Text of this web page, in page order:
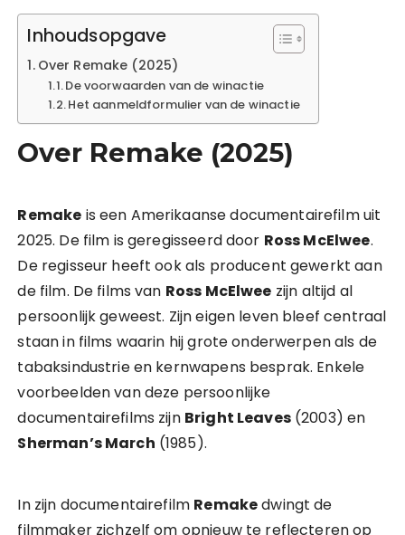
Inhoudsopgave
Over Remake (2025)
De voorwaarden van de winactie
Het aanmeldformulier van de winactie
Over Remake (2025)
Remake is een Amerikaanse documentairefilm uit
2025. De film is geregisseerd door Ross McElwee.
De regisseur heeft ook als producent gewerkt aan
de film. De films van Ross McElwee zijn altijd al
persoonlijk geweest. Zijn eigen leven bleef centraal
staan in films waarin hij grote onderwerpen als de
tabaksindustrie en kernwapens besprak. Enkele
voorbeelden van deze persoonlijke
documentairefilms zijn Bright Leaves(2003) en
Sherman’s March (1985).
In zijn documentairefilm Remakedwingt de
filmmaker zichzelf om opnieuw te reflecteren op